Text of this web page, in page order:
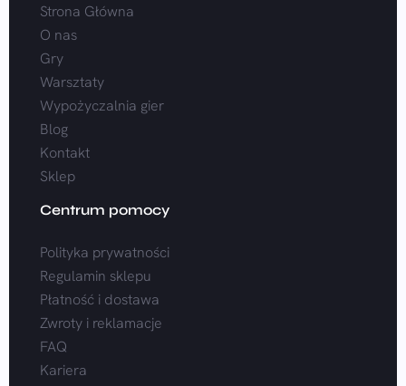
Strona Główna
O nas
Gry
Warsztaty
Wypożyczalnia gier
Blog
Kontakt
Sklep
Centrum pomocy
Polityka prywatności
Regulamin sklepu
Płatność i dostawa
Zwroty i reklamacje
FAQ
Kariera